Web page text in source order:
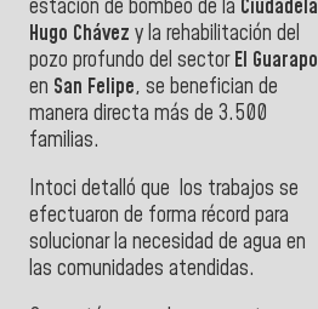
estación de bombeo de la Ciudadela
Hugo Chávez y la rehabilitación del
pozo profundo del sectorEl Guarapo
en San Felipe, se benefician de
manera directa más de 3.500
familias.
Intoci detalló que los trabajos se
efectuaron de forma récord para
solucionar la necesidad de agua en
las comunidades atendidas.